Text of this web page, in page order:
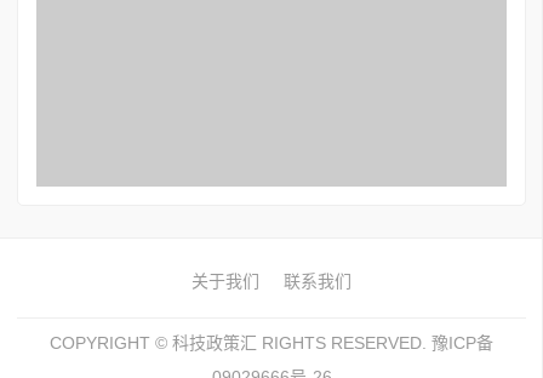
关于我们 联系我们
COPYRIGHT © 科技政策汇 RIGHTS RESERVED. 豫ICP备